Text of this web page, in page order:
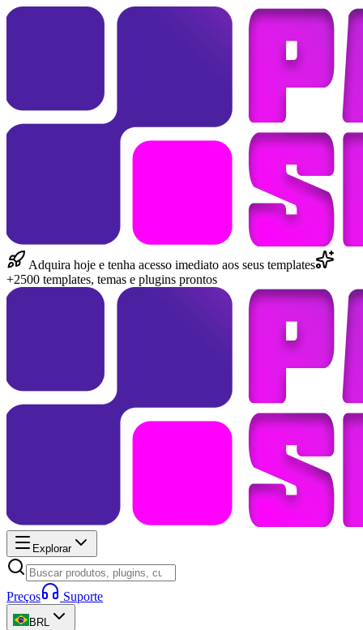
Adquira hoje e tenha acesso imediato aos seus templates
+2500 templates, temas e plugins prontos
Explorar
Preços Suporte
BRL